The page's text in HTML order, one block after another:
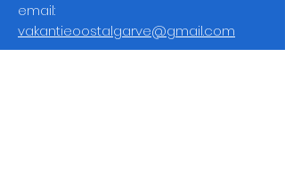
email:
vakantieoostalgarve@gmail.com